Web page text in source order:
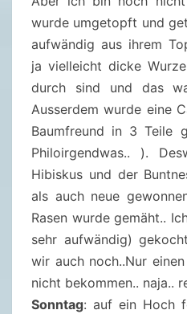
wurde umgetopft und
aufwändig aus ihrem
ja vielleicht dicke
durch sind und das
Ausserdem wurde eine
Baumfreund in 3 Teile
Philoirgendwas.. ).
Hibiskus und der
als auch neue
Rasen wurde gemäht..
sehr aufwändig)
wir auch noch..Nur
nicht bekommen.. naja..
Sonntag: auf ein Hoch